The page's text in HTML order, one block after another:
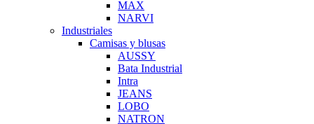
MAX
NARVI
Industriales
Camisas y blusas
AUSSY
Bata Industrial
Intra
JEANS
LOBO
NATRON